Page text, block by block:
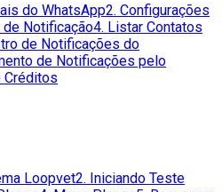
do WhatsApp2. Configurações
de Notificação4. Listar Contatos
de Notificações do
de Notificações pelo
Créditos
Loopvet2. Iniciando Teste